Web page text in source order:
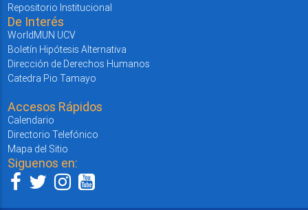
Repositorio Institucional
De Interés
WorldMUN UCV
Boletín Hipótesis Alternativa
Dirección de Derechos Humanos
Catedra Pio Tamayo
Accesos Rápidos
Calendario
Directorio Telefónico
Mapa del Sitio
Siguenos en: